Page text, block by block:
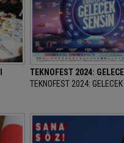
TEKNOFEST 2024:
TEKNOFEST 2024: